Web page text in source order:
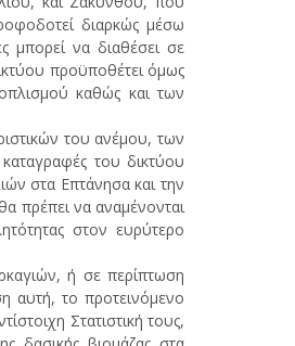
διαρκώς μέσω
μπορεί να διαθέσει σε
προϋποθέτει όμως
καθώς και των
του ανέμου, των
του δικτύου
στα Επτάνησα και την
πρέπει να αναμένονται
στον ευρύτερο
ή σε περίπτωση
αυτή, το προτεινόμενο
Στατιστική τους,